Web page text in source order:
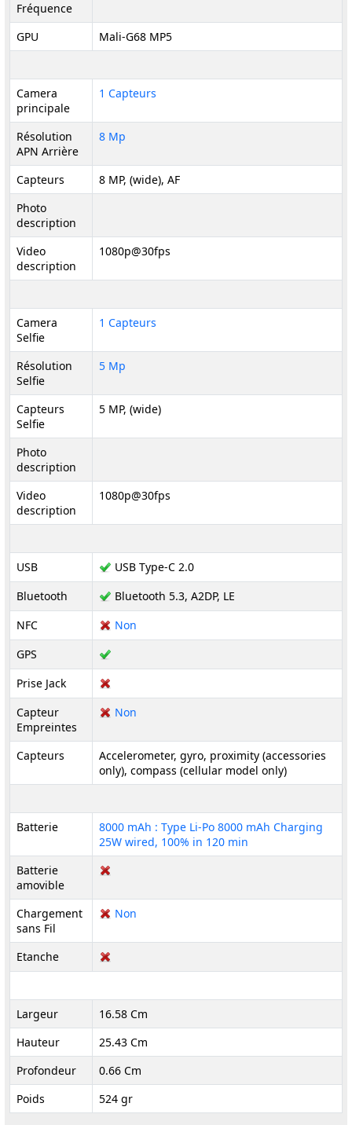
Fréquence
GPU
Mali-G68 MP5
Camera
principale
1 Capteurs
Résolution
APN Arrière
8 Mp
Capteurs
8 MP, (wide), AF
Photo
description
Video
description
1080p@30fps
Camera
Selfie
1 Capteurs
Résolution
Selfie
5 Mp
Capteurs
Selfie
5 MP, (wide)
Photo
description
Video
description
1080p@30fps
USB
USB Type-C 2.0
Bluetooth
Bluetooth 5.3, A2DP, LE
NFC
Non
GPS
Prise Jack
Capteur
Empreintes
Non
Capteurs
Accelerometer, gyro, proximity (accessories
only), compass (cellular model only)
Batterie
8000 mAh : Type Li-Po 8000 mAh Charging
25W wired, 100% in 120 min
Batterie
amovible
Chargement
sans Fil
Non
Etanche
Largeur
16.58 Cm
Hauteur
25.43 Cm
Profondeur
0.66 Cm
Poids
524 gr